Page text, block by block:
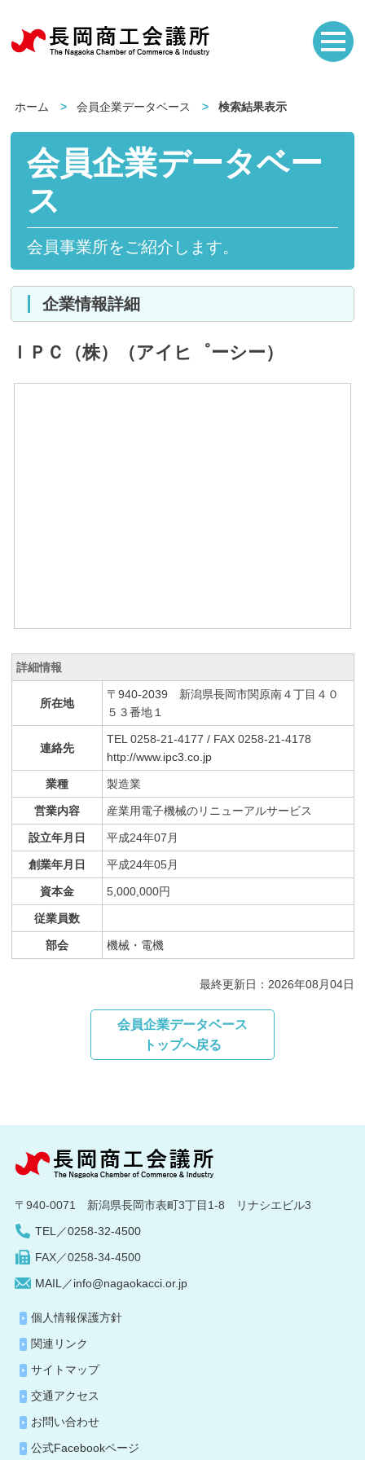
ホーム 会員企業データベース 検索結果表示
会員企業データベー
ス
会員事業所をご紹介します。
企業情報詳細
ＩＰＣ（株）（アイヒ゜ーシー）
詳細情報
所在地
〒940-2039 新潟県長岡市関原南４丁目４０
５３番地１
連絡先
TEL 0258-21-4177 / FAX 0258-21-4178
http://www.ipc3.co.jp
業種 製造業
営業内容 産業用電子機械のリニューアルサービス
設立年月日 平成24年07月
創業年月日 平成24年05月
資本金 5,000,000円
従業員数
部会 機械・電機
最終更新日：2026年08月04日
会員企業データベース
トップへ戻る
〒940-0071 新潟県長岡市表町3丁目1-8 リナシエビル3
TEL／0258-32-4500
FAX／0258-34-4500
MAIL／info@nagaokacci.or.jp
個人情報保護方針
関連リンク
サイトマップ
交通アクセス
お問い合わせ
公式Facebookページ